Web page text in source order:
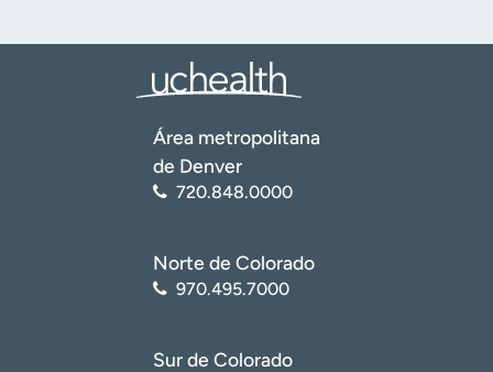
Área metropolitana
de Denver
720.848.0000
Norte de Colorado
970.495.7000
Sur de Colorado